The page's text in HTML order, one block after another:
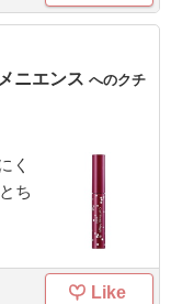
ニエンス へのクチ
く
ち
Like